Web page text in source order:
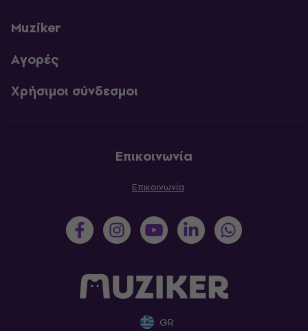
Muziker
Αγορές
Χρήσιμοι σύνδεσμοι
Επικοινωνία
Επικοινωνία
GR